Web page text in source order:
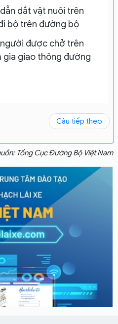
dắt vật nuôi trên
bộ trên đường bộ
được chở trên
giao thông đường
Câu tiếp theo
Tổng Cục Đường Bộ Việt Nam